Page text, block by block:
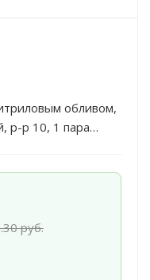
обливом,
р-р 10, 1 пара
руб.